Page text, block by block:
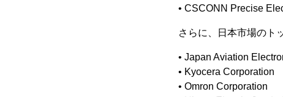
• CSCONN Precise
さらに、日本市場のト
• Japan Aviation
• Kyocera Corporation
• Omron Corporation